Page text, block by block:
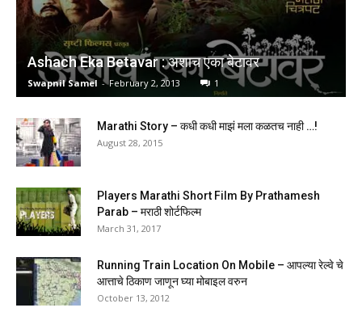
Ashach Eka Betavar : अशाच एका बेटावर
Swapnil Samel - February 2, 2013 1
Marathi Story – कधी कधी माझं मला कळतच नाही …!
August 28, 2015
Players Marathi Short Film By Prathamesh
Parab – मराठी शोर्टफिल्म
March 31, 2017
Running Train Location On Mobile – आपल्या रेल्वे चे
आत्ताचे ठिकाण जाणून घ्या मोबाइल वरुन
October 13, 2012